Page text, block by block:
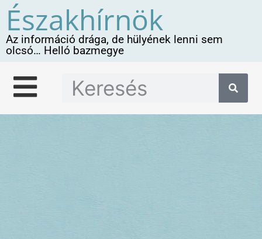
Északhírnök
Az információ drága, de hülyének lenni sem
olcsó… Helló bazmegye